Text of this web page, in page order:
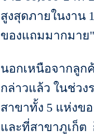
สูงสุดภายในงาน
ของแถมมากมาย"
นอกเหนือจากลูก
กล่าวแล้ว ในช่วง
สาขาทั้ง 5 แห่งข
และที่สาขาภูเก็ต